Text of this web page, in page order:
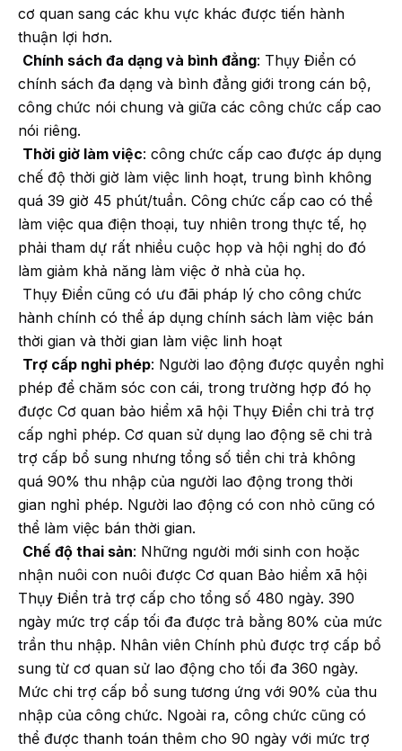
cơ quan sang các khu vực khác được tiến hành
thuận lợi hơn.
Chính sách đa dạng và bình đẳng: Thụy Điển có
chính sách đa dạng và bình đẳng giới trong cán bộ,
công chức nói chung và giữa các công chức cấp cao
nói riêng.
Thời giờ làm việc: công chức cấp cao được áp dụng
chế độ thời giờ làm việc linh hoạt, trung bình không
quá 39 giờ 45 phút/tuần. Công chức cấp cao có thể
làm việc qua điện thoại, tuy nhiên trong thực tế, họ
phải tham dự rất nhiều cuộc họp và hội nghị do đó
làm giảm khả năng làm việc ở nhà của họ.
Thụy Điển cũng có ưu đãi pháp lý cho công chức
hành chính có thể áp dụng chính sách làm việc bán
thời gian và thời gian làm việc linh hoạt
Trợ cấp nghỉ phép: Người lao động được quyền nghỉ
phép để chăm sóc con cái, trong trường hợp đó họ
được Cơ quan bảo hiểm xã hội Thụy Điển chi trả trợ
cấp nghỉ phép. Cơ quan sử dụng lao động sẽ chi trả
trợ cấp bổ sung nhưng tổng số tiền chi trả không
quá 90% thu nhập của người lao động trong thời
gian nghỉ phép. Người lao động có con nhỏ cũng có
thể làm việc bán thời gian.
Chế độ thai sản: Những người mới sinh con hoặc
nhận nuôi con nuôi được Cơ quan Bảo hiểm xã hội
Thụy Điển trả trợ cấp cho tổng số 480 ngày. 390
ngày mức trợ cấp tối đa được trả bằng 80% của mức
trần thu nhập. Nhân viên Chính phủ được trợ cấp bổ
sung từ cơ quan sử lao động cho tối đa 360 ngày.
Mức chi trợ cấp bổ sung tương ứng với 90% của thu
nhập của công chức. Ngoài ra, công chức cũng có
thể được thanh toán thêm cho 90 ngày với mức trợ